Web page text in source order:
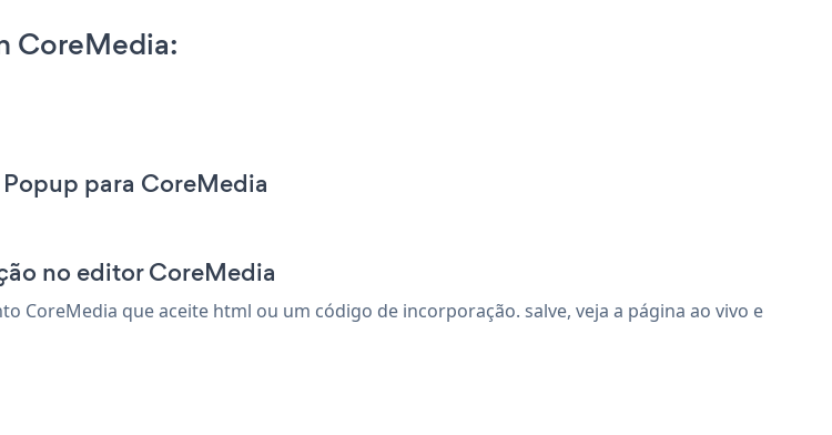
CoreMedia:
para CoreMedia
no editor CoreMedia
CoreMedia que aceite html ou um código de incorporação. salve, veja a página ao vivo e